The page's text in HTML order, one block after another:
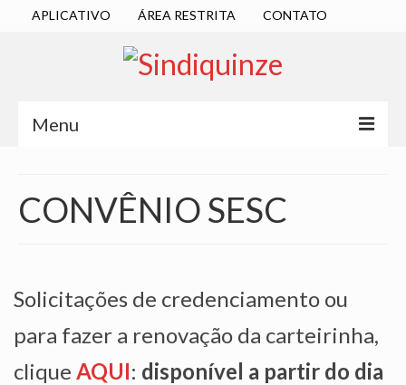
APLICATIVO ÁREA RESTRITA CONTATO
Menu
SINDICATO
LOCALIZAÇÃO
CONVÊNIO SESC
Solicitações de credenciamento ou
para fazer a renovação da carteirinha,
clique AQUI: disponível a partir do dia